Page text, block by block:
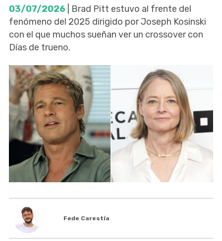
03/07/2026 | Brad Pitt estuvo al frente del
fenómeno del 2025 dirigido por Joseph Kosinski
con el que muchos sueñan ver un crossover con
Días de trueno.
Fede Carestía